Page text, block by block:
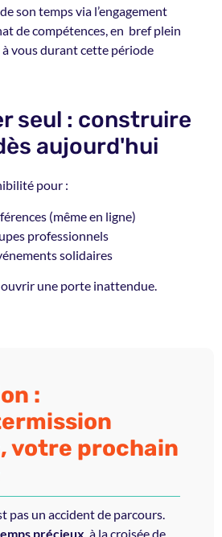
son temps via l’engagement
de compétences, en bref plein
vous durant cette période
seul : construire
aujourd'hui
pour :
(même en ligne)
professionnels
solidaires
une porte inattendue.
:
votre prochain
pas un accident de parcours.
précieux , à la croisée de